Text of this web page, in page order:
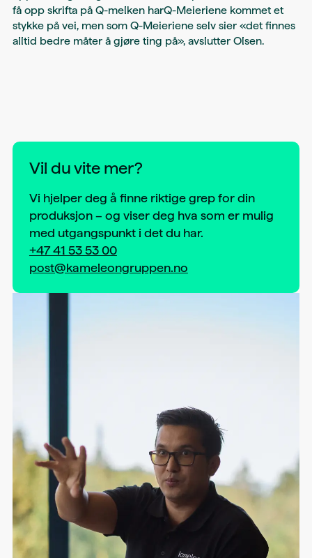
få opp skrifta på Q-melken harQ-Meieriene kommet et
stykke på vei, men som Q-Meieriene selv sier «det finnes
alltid bedre måter å gjøre ting på», avslutter Olsen.
Vil du vite mer?
Vi hjelper deg å finne riktige grep for din
produksjon – og viser deg hva som er mulig
med utgangspunkt i det du har.
+47 41 53 53 00
post@kameleongruppen.no